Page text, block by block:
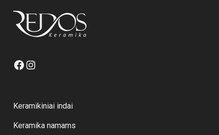
Facebook
Keramikiniai indai
Keramika namams